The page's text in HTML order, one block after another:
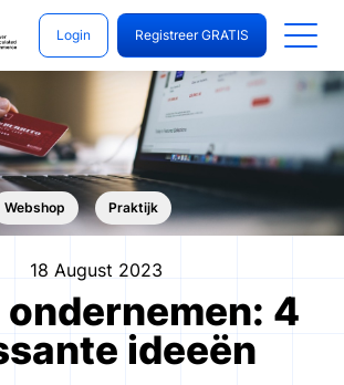
Login Registreer GRATIS
Webshop Praktijk
18 August 2023
4
ideeën